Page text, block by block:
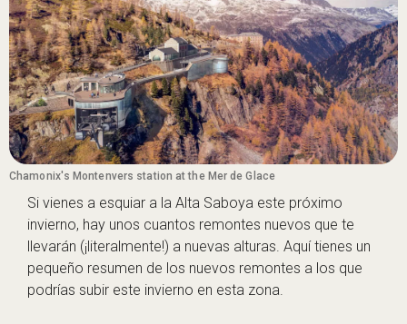
Chamonix's Montenvers station at the Mer de Glace
Si vienes a esquiar a la Alta Saboya este próximo
invierno, hay unos cuantos remontes nuevos que te
llevarán (¡literalmente!) a nuevas alturas. Aquí tienes un
pequeño resumen de los nuevos remontes a los que
podrías subir este invierno en esta zona.